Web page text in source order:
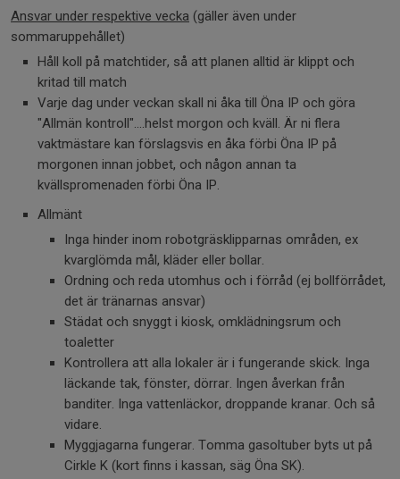
Ansvar under respektive vecka (gäller även under
sommaruppehållet)
Håll koll på matchtider, så att planen alltid är klippt och
kritad till match
Varje dag under veckan skall ni åka till Öna IP och göra
"Allmän kontroll"....helst morgon och kväll. Är ni flera
vaktmästare kan förslagsvis en åka förbi Öna IP på
morgonen innan jobbet, och någon annan ta
kvällspromenaden förbi Öna IP.
Allmänt
Inga hinder inom robotgräsklipparnas områden, ex
kvarglömda mål, kläder eller bollar.
Ordning och reda utomhus och i förråd (ej bollförrådet,
det är tränarnas ansvar)
Städat och snyggt i kiosk, omklädningsrum och
toaletter
Kontrollera att alla lokaler är i fungerande skick. Inga
läckande tak, fönster, dörrar. Ingen åverkan från
banditer. Inga vattenläckor, droppande kranar. Och så
vidare.
Myggjagarna fungerar. Tomma gasoltuber byts ut på
Cirkle K (kort finns i kassan, säg Öna SK).